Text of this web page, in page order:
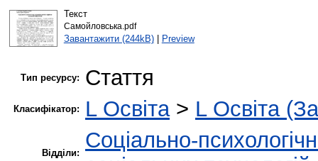
Текст
Самойловська.pdf
Завантажити (244kB)| Preview
Тип ресурсу: Стаття
Класифікатор: L Освіта> L Освіта
Відділи:
Соціально-